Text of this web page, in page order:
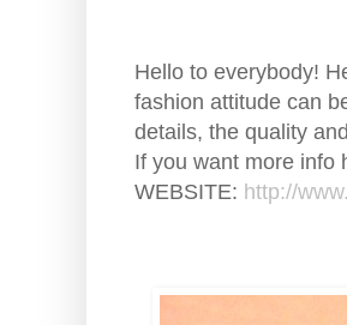
Hello to everybody!
fashion attitude can
details, the quality
If you want more info
WEBSITE: http://